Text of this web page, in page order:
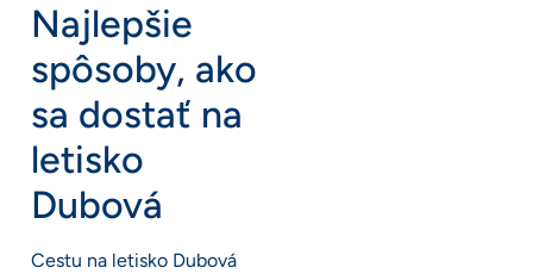
Najlepšie
spôsoby, ako
sa dostať na
letisko
Dubová
Cestu na letisko Dubová